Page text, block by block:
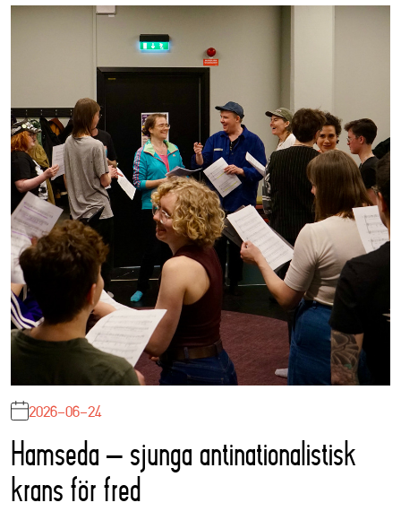
2026-06-24
Hamseda – sjunga antinationalistisk
krans för fred